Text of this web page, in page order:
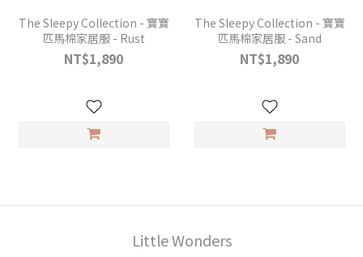
The Sleepy Collection - 寶寶
匹馬棉家居服 - Rust
NT$1,890
The Sleepy Collection - 寶寶
匹馬棉家居服 - Sand
NT$1,890
Little Wonders